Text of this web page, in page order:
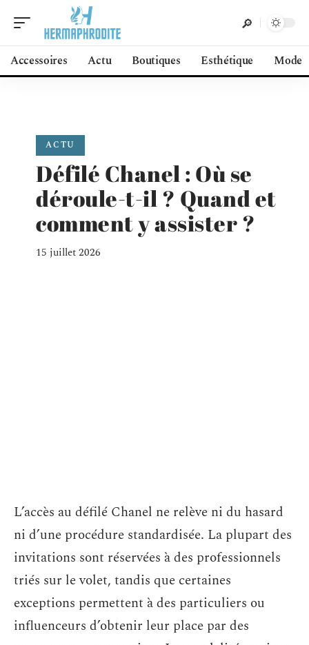
Accessoires Actu Boutiques Esthétique Mode
ACTU
Défilé Chanel : Où se
déroule-t-il ? Quand et
comment y assister ?
15 juillet 2026
L’accès au défilé Chanel ne relève ni du hasard
ni d’une procédure standardisée. La plupart des
invitations sont réservées à des professionnels
triés sur le volet, tandis que certaines
exceptions permettent à des particuliers ou
influenceurs d’obtenir leur place par des